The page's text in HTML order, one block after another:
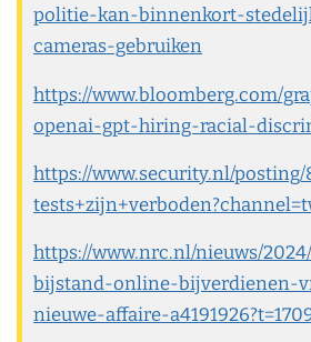
politie-kan-binnenkort-
cameras-gebruiken
https://www.bloomberg.com/
openai-gpt-hiring-racial-
https://www.security.nl/
https://www.nrc.nl/nieuws/
bijstand-online-bijverdienen-
nieuwe-affaire-